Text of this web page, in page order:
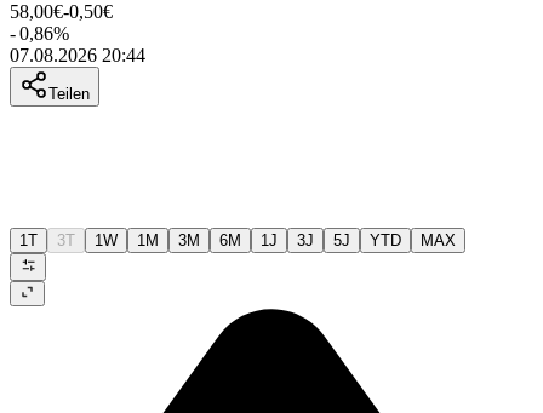
58,00€-0,50€
-0,86%
07.08.2026 20:44
Teilen
1T 3T 1W 1M 3M 6M 1J 3J 5J YTD MAX